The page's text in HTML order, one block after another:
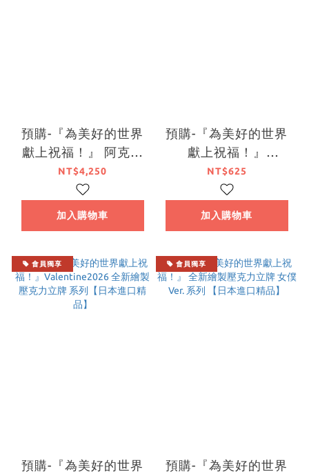
預購-『為美好的世界
獻上祝福！』 阿克婭
原作版 睡衣ver.
KADOKAWA特別套組
【日本進口精品】
NT$4,250
加入購物車
預購-『為美好的世界
獻上祝福！』
Valentine2026 全新
繪製心型徽章套組【日
本進口精品】
NT$625
加入購物車
會員獨享
預購-『為美好的世界
會員獨享
預購-『為美好的世界